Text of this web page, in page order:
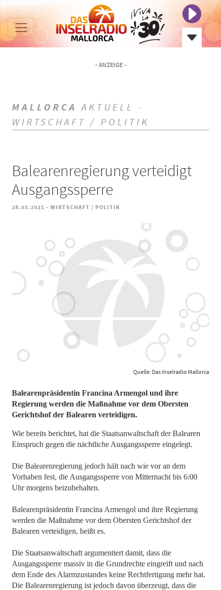
- ANZEIGE -
MALLORCA AKTUELL -
WIRTSCHAFT / POLITIK
Balearenregierung verteidigt
Ausgangssperre
28.05.2021 - WIRTSCHAFT / POLITIK
Quelle: Das Inselradio Mallorca
Balearenpräsidentin Francina Armengol und ihre
Regierung werden die Maßnahme vor dem Obersten
Gerichtshof der Balearen verteidigen.
Wie bereits berichtet, hat die Staatsanwaltschaft der Balearen
Einspruch gegen die nächtliche Ausgangssperre eingelegt.
Die Balearenregierung jedoch hält nach wie vor an dem
Vorhaben fest, die Ausgangssperre von Mitternacht bis 6:00
Uhr morgens beizubehalten.
Balearenpräsidentin Francina Armengol und ihre Regierung
werden die Maßnahme vor dem Obersten Gerichtshof der
Balearen verteidigen, heißt es.
Die Staatsanwaltschaft argumentiert damit, dass die
Ausgangssperre massiv in die Grundrechte eingreift und nach
dem Ende des Alarmzustandes keine Rechtfertigung mehr hat.
Die Balearenregierung ist jedoch davon überzeugt, dass die